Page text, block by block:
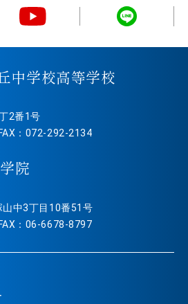
中学校高等学校
2番1号
：072-292-2134
院
山中3丁目10番51号
：06-6678-8797